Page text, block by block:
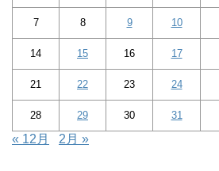
7 8 9 10
14 15 16 17
21 22 23 24
28 29 30 31
« 12月 2月 »